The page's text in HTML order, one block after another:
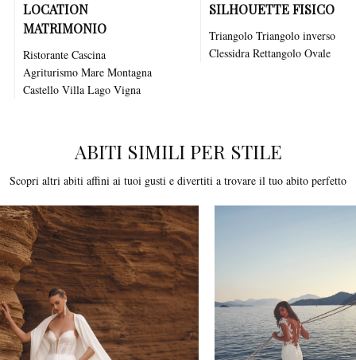
LOCATION
MATRIMONIO
Ristorante Cascina
Agriturismo Mare Montagna
Castello Villa Lago Vigna
SILHOUETTE FISICO
Triangolo Triangolo inverso
Clessidra Rettangolo Ovale
ABITI SIMILI PER STILE
Scopri altri abiti affini ai tuoi gusti e divertiti a trovare il tuo abito perfetto